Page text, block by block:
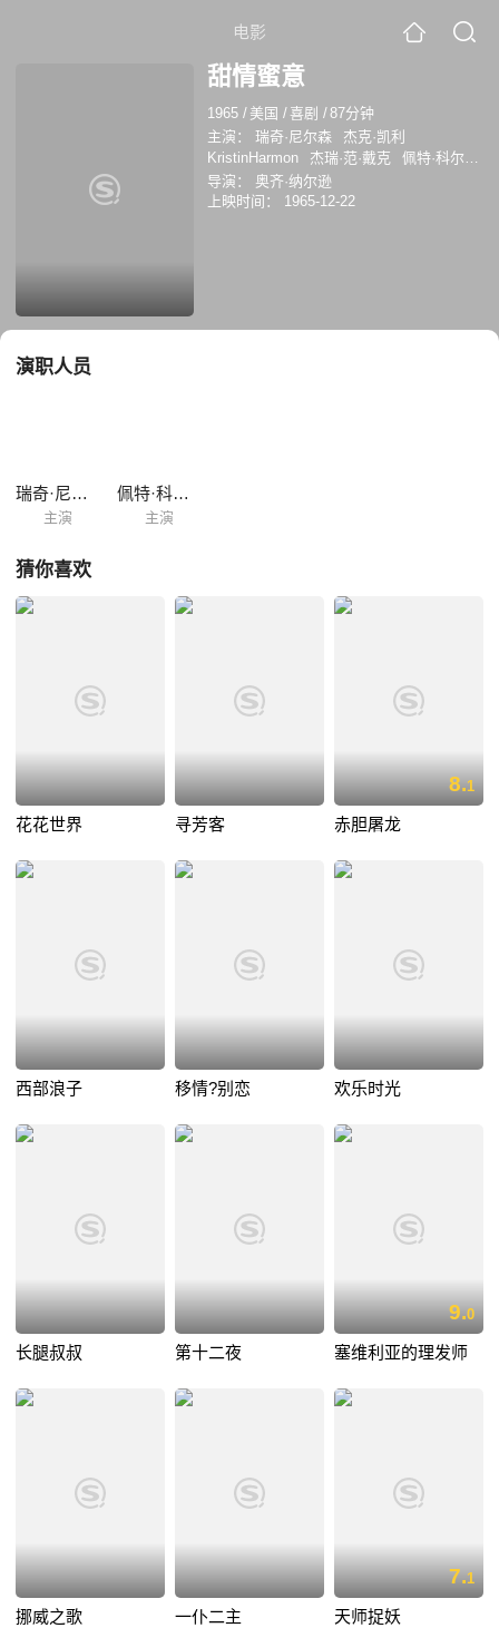
电影
甜情蜜意
1965 / 美国 /喜剧 /87分钟
主演：
瑞奇·尼尔森
杰克·凯利
KristinHarmon
杰瑞·范·戴克
佩特·科尔
顿
霍华德·麦克尼尔
维斯顿
Kristin Harmon
导演：
奥齐·纳尔逊
上映时间：
1965-12-22
演职人员
瑞奇·尼尔森
主演
佩特·科尔顿
主演
猜你喜欢
花花世界 寻芳客
8.1
赤胆屠龙
西部浪子 移情?别恋 欢乐时光
长腿叔叔 第十二夜
9.0
塞维利亚的理发师
挪威之歌 一仆二主
7.1
天师捉妖